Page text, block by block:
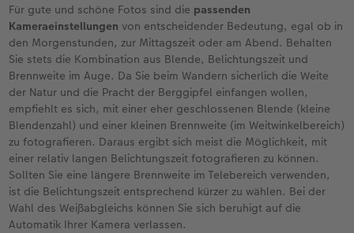
Für gute und schöne Fotos sind die passenden
Kameraeinstellungen von entscheidender Bedeutung, egal ob in
den Morgenstunden, zur Mittagszeit oder am Abend. Behalten
Sie stets die Kombination aus Blende, Belichtungszeit und
Brennweite im Auge. Da Sie beim Wandern sicherlich die Weite
der Natur und die Pracht der Berggipfel einfangen wollen,
empfiehlt es sich, mit einer eher geschlossenen Blende (kleine
Blendenzahl) und einer kleinen Brennweite (im Weitwinkelbereich)
zu fotografieren. Daraus ergibt sich meist die Möglichkeit, mit
einer relativ langen Belichtungszeit fotografieren zu können.
Sollten Sie eine längere Brennweite im Telebereich verwenden,
ist die Belichtungszeit entsprechend kürzer zu wählen. Bei der
Wahl des Weißabgleichs können Sie sich beruhigt auf die
Automatik Ihrer Kamera verlassen.